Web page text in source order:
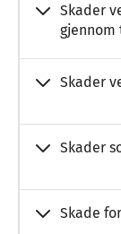
Skader
gjennom
Skader
Skader
Skade